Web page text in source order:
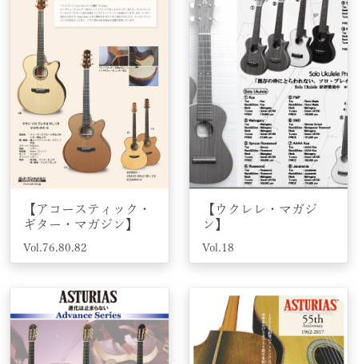
【アコースティック・
ギター・マガジン】
Vol.76,80,82
【ウクレレ・マガジ
ン】
Vol.18